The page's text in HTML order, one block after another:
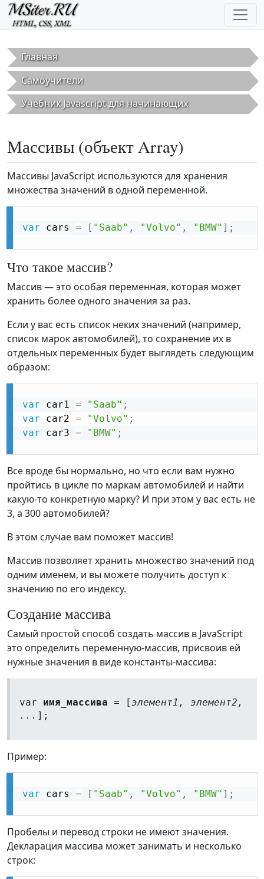
Перейти к основному содержанию
Главная
Самоучители
Учебник Javascript для начинающих
Массивы (объект Array)
Массивы JavaScript используются для хранения
множества значений в одной переменной.
var cars = [ "Saab" , "Volvo" , "BMW" ] ;
Что такое массив?
Массив — это особая переменная, которая может
хранить более одного значения за раз.
Если у вас есть список неких значений (например,
список марок автомобилей), то сохранение их в
отдельных переменных будет выглядеть следующим
образом:
var car1 = "Saab" ;
var car2 = "Volvo" ;
var car3 = "BMW" ;
Все вроде бы нормально, но что если вам нужно
пройтись в цикле по маркам автомобилей и найти
какую-то конкретную марку? И при этом у вас есть не
3, а 300 автомобилей?
В этом случае вам поможет массив!
Массив позволяет хранить множество значений под
одним именем, и вы можете получить доступ к
значению по его индексу.
Создание массива
Самый простой способ создать массив в JavaScript
это определить переменную-массив, присвоив ей
нужные значения в виде константы-массива:
var имя_массива = [ элемент1, элемент2,
... ];
Пример:
var cars = [ "Saab" , "Volvo" , "BMW" ] ;
Пробелы и перевод строки не имеют значения.
Декларация массива может занимать и несколько
строк: